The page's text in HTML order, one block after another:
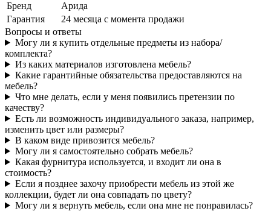
Бренд
Арида
Гарантия
24 месяца с момента продажи
Вопросы и ответы
Могу ли я купить отдельные предметы из набора/
комплекта?
Из каких материалов изготовлена мебель?
Какие гарантийные обязательства предоставляются на
мебель?
Что мне делать, если у меня появились претензии по
качеству?
Есть ли возможность индивидуального заказа, например,
изменить цвет или размеры?
В каком виде привозится мебель?
Могу ли я самостоятельно собрать мебель?
Какая фурнитура используется, и входит ли она в
стоимость?
Если я позднее захочу приобрести мебель из этой же
коллекции, будет ли она совпадать по цвету?
Могу ли я вернуть мебель, если она мне не понравилась?